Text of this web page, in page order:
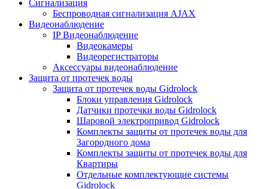
Сигнализация
Беспроводная сигнализация AJAX
Видеонаблюдение
IP Видеонаблюдение
Видеокамеры
Видеорегистраторы
Аксессуары видеонаблюдение
Защита от протечек воды
Защита от протечек воды Gidrolock
Блоки управления Gidrolock
Датчики протечки воды Gidrolock
Шаровой электропривод Gidrolock
Комплекты защиты от протечек воды для
Загородного дома
Комплекты защиты от протечек воды для
Квартиры
Отдельные комплектующие системы
Gidrolock